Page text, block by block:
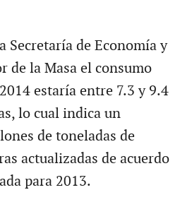
Secretaría de Economía y
de la Masa el consumo
estaría entre 7.3 y 9.4
lo cual indica un
de toneladas de
actualizadas de acuerdo
para 2013.